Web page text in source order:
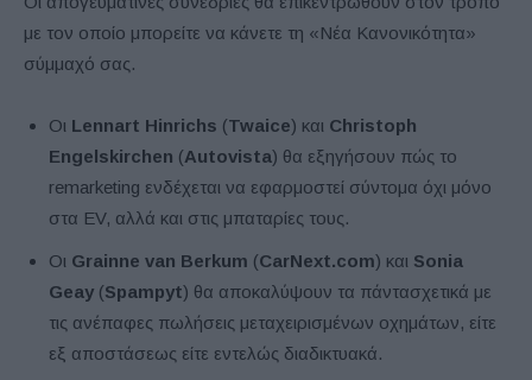
με τον οποίο μπορείτε να κάνετε τη «Νέα Κανονικότητα»
σύμμαχό σας.
Οι Lennart Hinrichs (Twaice) και Christoph
Engelskirchen (Autovista) θα εξηγήσουν πώς το
remarketing ενδέχεται να εφαρμοστεί σύντομα όχι μόνο
στα EV, αλλά και στις μπαταρίες τους.
Οι Grainne van Berkum (CarNext.com) και Sonia
Geay (Spampyt) θα αποκαλύψουν τα πάντασχετικά με
τις ανέπαφες πωλήσεις μεταχειρισμένων οχημάτων, είτε
εξ αποστάσεως είτε εντελώς διαδικτυακά.